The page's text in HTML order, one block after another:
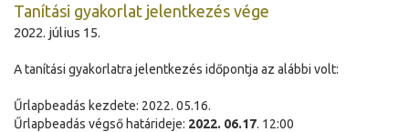
Tanítási gyakorlat jelentkezés vége
2022. július 15.
A tanítási gyakorlatra jelentkezés időpontja az alábbi volt:
Űrlapbeadás kezdete: 2022. 05.16.
Űrlapbeadás végső határideje: 2022. 06.17. 12:00